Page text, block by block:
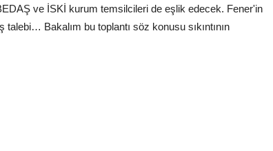
ve İSKİ kurum temsilcileri de eşlik edecek. Fener'in
Bakalım bu toplantı söz konusu sıkıntının